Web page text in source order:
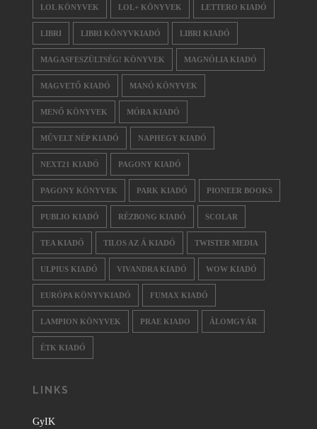
LOL KÖNYVEK LOL+ KÖNYVEK LETTERO KIADÓ
LIBRI LIBRI KÖNYVKIADÓ LIBRI KIADÓ
MAGASFESZÜLTSÉG! KÖNYVEK MAGNÓLIA KIADÓ
MAGVETŐ KIADÓ MANÓ KÖNYVEK
MENŐ KÖNYVEK MÓRA KIADÓ
MŰVELT NÉP KIADÓ NAPHEGY KIADÓ
NEXT21 KIADÓ PAGONY KIADÓ
PAGONY KÖNYVEK PARK KIADÓ PIONEER BOOKS
PUBLIO KIADÓ RÉZBONG KIADÓ SCOLAR
TEA KIADÓ TILOS AZ Á KIADÓ TWISTER MEDIA
ULPIUS KIADÓ VIVANDRA KIADÓ WOW KIADÓ
EURÓPA KÖNYVKIADÓ FUMAX KIADÓ
LAMPION KÖNYVEK PRAE KIADO ÁLOMGYÁR
ÉTK KIADÓ
LINKS
GyIK